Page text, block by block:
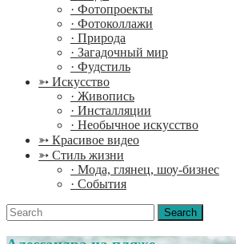
· Фотопроекты
· Фотоколлажи
· Природа
· Загадочный мир
· Фудстиль
➳ Искусство
· Живопись
· Инсталляции
· Необычное искусство
➳ Красивое видео
➳ Стиль жизни
· Мода, глянец, шоу-бизнес
· События
Search
for: